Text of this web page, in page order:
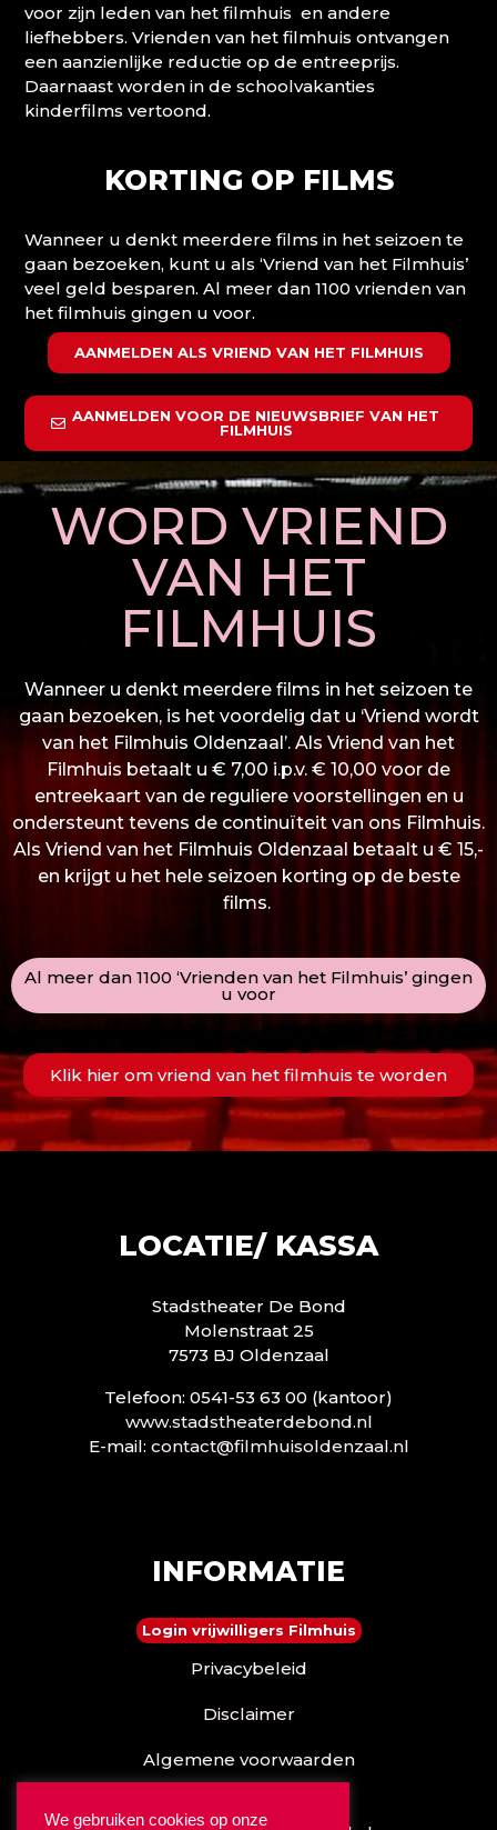
voor zijn leden van het filmhuis en andere
liefhebbers. Vrienden van het filmhuis ontvangen
een aanzienlijke reductie op de entreeprijs.
Daarnaast worden in de schoolvakanties
kinderfilms vertoond.
KORTING OP FILMS
Wanneer u denkt meerdere films in het seizoen te
gaan bezoeken, kunt u als ‘Vriend van het Filmhuis’
veel geld besparen. Al meer dan 1100 vrienden van
het filmhuis gingen u voor.
AANMELDEN ALS VRIEND VAN HET FILMHUIS
AANMELDEN VOOR DE NIEUWSBRIEF VAN HET
FILMHUIS
WORD VRIEND
VAN HET
FILMHUIS
Wanneer u denkt meerdere films in het seizoen te
gaan bezoeken, is het voordelig dat u ‘Vriend wordt
van het Filmhuis Oldenzaal’. Als Vriend van het
Filmhuis betaalt u € 7,00 i.p.v. € 10,00 voor de
entreekaart van de reguliere voorstellingen en u
ondersteunt tevens de continuïteit van ons Filmhuis.
Als Vriend van het Filmhuis Oldenzaal betaalt u € 15,-
en krijgt u het hele seizoen korting op de beste
films.
Al meer dan 1100 ‘Vrienden van het Filmhuis’ gingen
u voor
Klik hier om vriend van het filmhuis te worden
LOCATIE/ KASSA
Stadstheater De Bond
Molenstraat 25
7573 BJ Oldenzaal
Telefoon: 0541-53 63 00 (kantoor)
www.stadstheaterdebond.nl
E-mail: contact@filmhuisoldenzaal.nl
INFORMATIE
Login vrijwilligers Filmhuis
Privacybeleid
Disclaimer
Algemene voorwaarden
We gebruiken cookies op onze